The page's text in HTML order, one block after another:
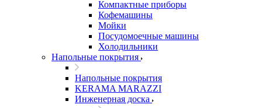
Компактные приборы
Кофемашины
Мойки
Посудомоечные машины
Холодильники
Напольные покрытия
Напольные покрытия
KERAMA MARAZZI
Инженерная доска